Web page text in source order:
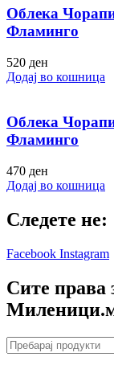
Облека
Фламинго
520 ден
Додај во кошница
Облека
Фламинго
470 ден
Додај во кошница
Следете не:
Facebook Instagram
Сите права